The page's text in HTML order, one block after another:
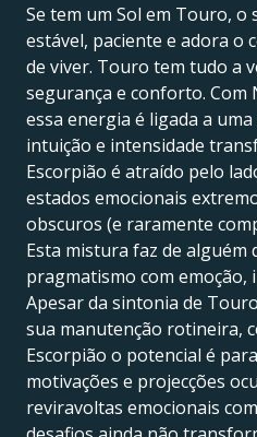
Se tem um Sol em Touro, o
estável, paciente e adora o
de viver. Touro tem tudo a
segurança e conforto. Com
essa energia é ligada a uma
intuição e intensidade
Escorpião é atraído pelo
estados emocionais
obscuros (e raramente
Esta mistura faz de alguém
pragmatismo com emoção,
Apesar da sintonia de Touro
sua manutenção rotineira,
Escorpião o potencial é para
motivações e projecções
reviravoltas emocionais